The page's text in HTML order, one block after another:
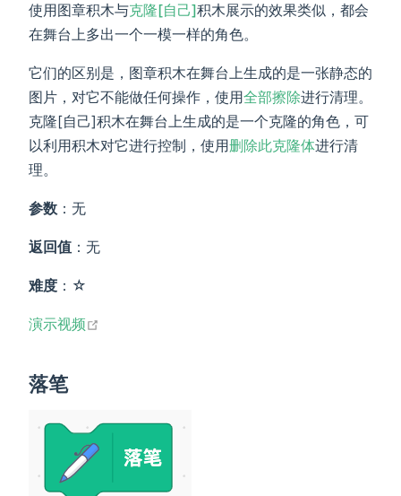
使用图章积木与克隆[自己]积木展示的效果类似，都会
在舞台上多出一个一模一样的角色。
它们的区别是，图章积木在舞台上生成的是一张静态的
图片，对它不能做任何操作，使用全部擦除进行清理。
克隆[自己]积木在舞台上生成的是一个克隆的角色，可
以利用积木对它进行控制，使用删除此克隆体进行清
理。
参数 ：无
返回值 ：无
难度 ：☆
演示视频
落笔